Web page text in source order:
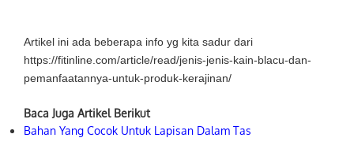
Artikel ini ada beberapa info yg kita sadur dari
https://fitinline.com/article/read/jenis-jenis-kain-blacu-dan-
pemanfaatannya-untuk-produk-kerajinan/
Baca Juga Artikel Berikut
Bahan Yang Cocok Untuk Lapisan Dalam Tas